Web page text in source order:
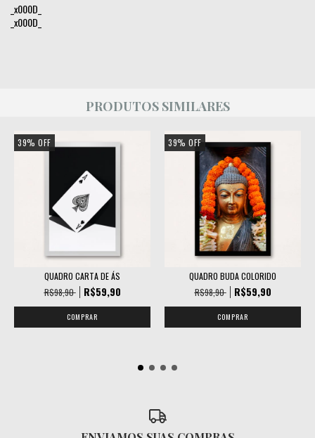
_x000D_
_x000D_
PRODUTOS SIMILARES
39% OFF
QUADRO CARTA DE ÁS
R$98,90
R$59,90
COMPRAR
39% OFF
QUADRO BUDA COLORIDO
R$98,90
R$59,90
COMPRAR